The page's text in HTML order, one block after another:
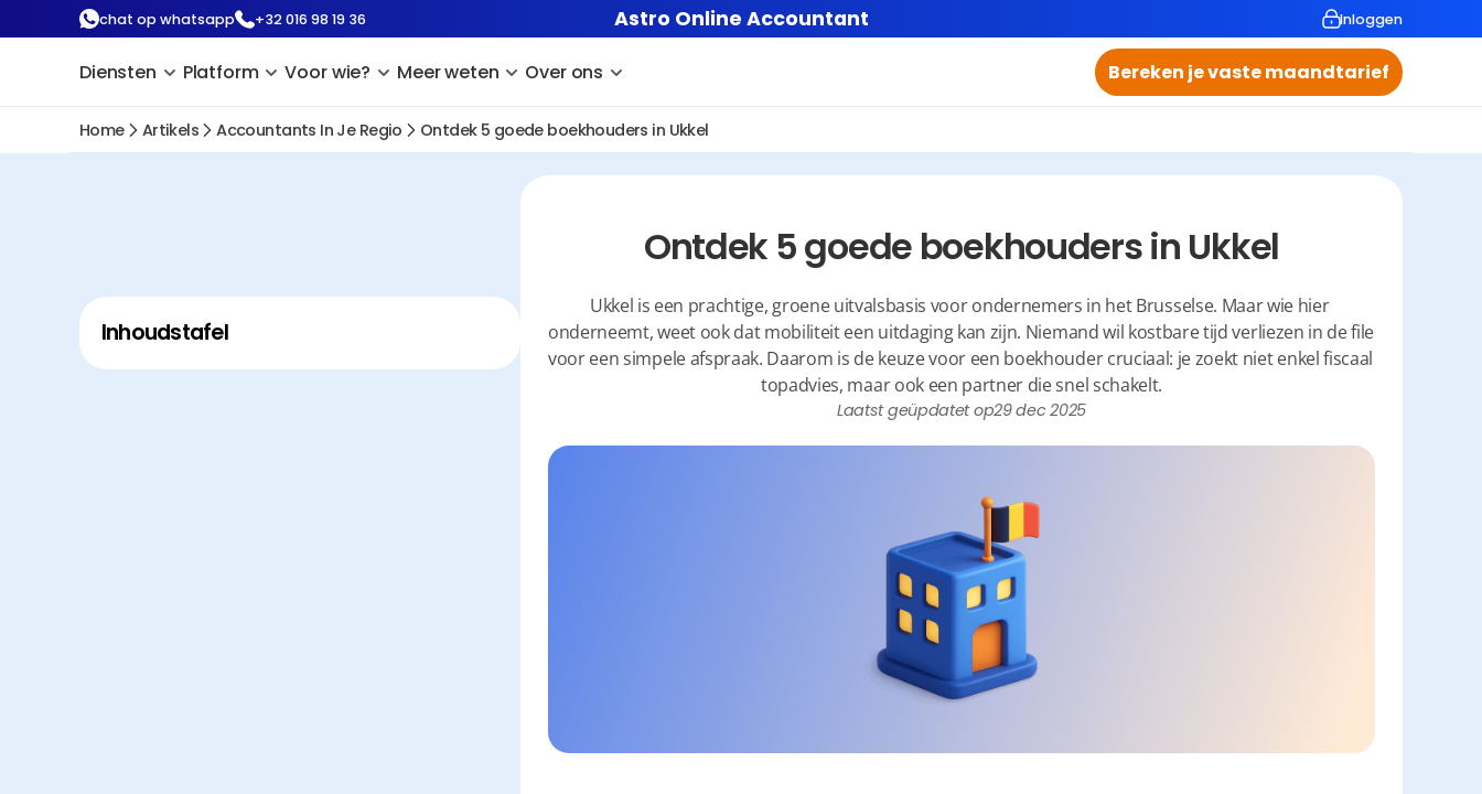
chat op whatsapp +32 016 98 19 36 Astro Online Accountant Inloggen
Diensten Platform Voor wie? Meer weten Over ons Bereken je vaste maandtarief
Home Artikels Accountants In Je Regio Ontdek 5 goede boekhouders in Ukkel
Inhoudstafel
Ontdek 5 goede boekhouders in Ukkel
Ukkel is een prachtige, groene uitvalsbasis voor ondernemers in het Brusselse. Maar wie hier
onderneemt, weet ook dat mobiliteit een uitdaging kan zijn. Niemand wil kostbare tijd verliezen in de file
voor een simpele afspraak. Daarom is de keuze voor een boekhouder cruciaal: je zoekt niet enkel fiscaal
topadvies, maar ook een partner die snel schakelt.
Laatst geüpdatet op29 dec 2025